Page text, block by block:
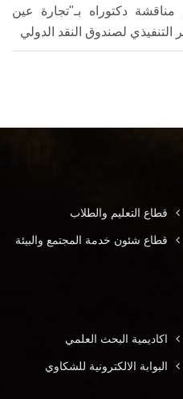
دكتوراه بـ"تجارة عين
لصندوق النقد الدولي
قطاع التعليم والطلاب
قطاع شئون خدمة المجتمع والبيئة
اكاديمية البحث العلمي
البوابة الالكترونية للشكاوي